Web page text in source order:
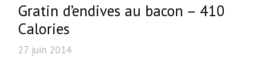
Gratin d’endives au bacon – 410
Calories
27 juin 2014